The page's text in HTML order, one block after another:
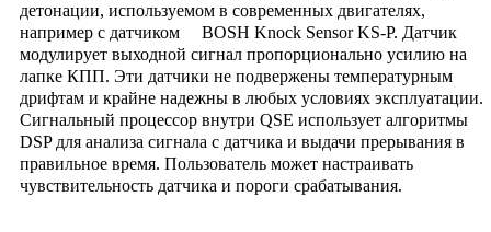
детонации, используемом в современных двигателях,
например с датчиком BOSH Knock Sensor KS-P. Датчик
модулирует выходной сигнал пропорционально усилию на
лапке КПП. Эти датчики не подвержены температурным
дрифтам и крайне надежны в любых условиях эксплуатации.
Сигнальный процессор внутри QSE использует алгоритмы
DSP для анализа сигнала с датчика и выдачи прерывания в
правильное время. Пользователь может настраивать
чувствительность датчика и пороги срабатывания.